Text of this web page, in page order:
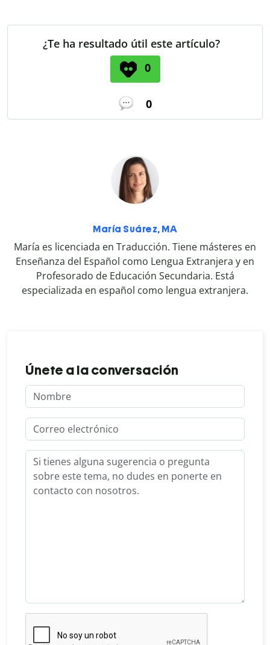
¿Te ha resultado útil este artículo?
0
0
María Suárez, MA
María es licenciada en Traducción. Tiene másteres en
Enseñanza del Español como Lengua Extranjera y en
Profesorado de Educación Secundaria. Está
especializada en español como lengua extranjera.
Únete a la conversación